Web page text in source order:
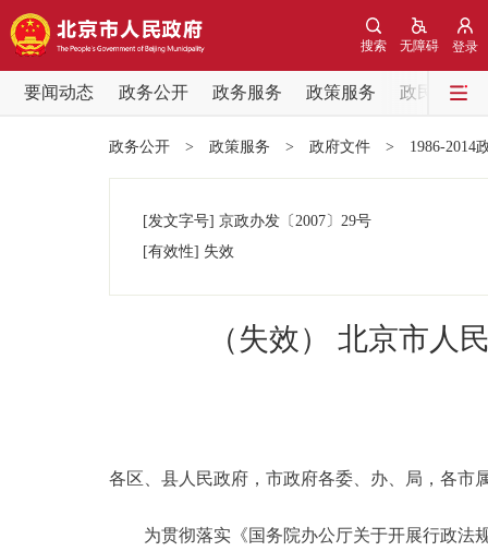
登录
无障碍
搜索
要闻动态 政务公开 政务服务 政策服务
政民互动
党中央精神
政策兑现
决策公开
政务公开 > 政策服务 > 政府文件 > 1986-2014
[发文字号] 京政办发 〔2007〕 29号
[有效性] 失效
（失效） 北京市人
各区、县人民政府，市政府各委、办、局，各市
为贯彻落实《国务院办公厅关于开展行政法规